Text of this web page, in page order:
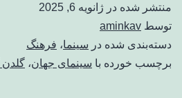
منتشر شده در ژانویه 6, 2025
توسط aminkav
دسته‌بندی شده در سینما، فرهنگ
برچسب خورده با سینمای جهان،